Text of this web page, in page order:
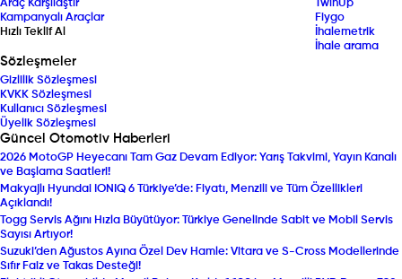
Araç Karşılaştır
Kampanyalı Araçlar
Hızlı Teklif Al
TwinUp
Fiygo
İhalemetrik
İhale arama
Sözleşmeler
Gizlilik Sözleşmesi
KVKK Sözleşmesi
Kullanıcı Sözleşmesi
Üyelik Sözleşmesi
Güncel Otomotiv Haberleri
2026 MotoGP Heyecanı Tam Gaz Devam Ediyor: Yarış Takvimi, Yayın Kanalı
ve Başlama Saatleri!
Makyajlı Hyundai IONIQ 6 Türkiye’de: Fiyatı, Menzili ve Tüm Özellikleri
Açıklandı!
Togg Servis Ağını Hızla Büyütüyor: Türkiye Genelinde Sabit ve Mobil Servis
Sayısı Artıyor!
Suzuki’den Ağustos Ayına Özel Dev Hamle: Vitara ve S-Cross Modellerinde
Sıfır Faiz ve Takas Desteği!